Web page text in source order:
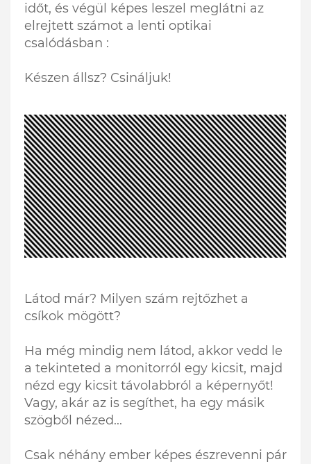
időt, és végül képes leszel meglátni az
elrejtett számot a lenti optikai
csalódásban :
Készen állsz? Csináljuk!
Látod már? Milyen szám rejtőzhet a
csíkok mögött?
Ha még mindig nem látod, akkor vedd le
a tekinteted a monitorról egy kicsit, majd
nézd egy kicsit távolabbról a képernyőt!
Vagy, akár az is segíthet, ha egy másik
szögből nézed...
Csak néhány ember képes észrevenni pár